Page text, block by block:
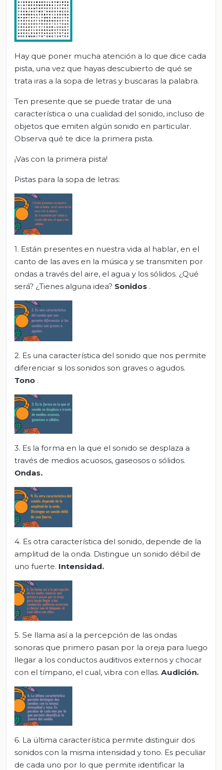
Hay que poner mucha atención a lo que dice cada
pista, una vez que hayas descubierto de qué se
trata iras a la sopa de letras y buscaras la palabra.
Ten presente que se puede tratar de una
característica o una cualidad del sonido, incluso de
objetos que emiten algún sonido en particular.
Observa qué te dice la primera pista.
¡Vas con la primera pista!
Pistas para la sopa de letras:
1. Están presentes en nuestra vida al hablar, en el
canto de las aves en la música y se transmiten por
ondas a través del aire, el agua y los sólidos. ¿Qué
será? ¿Tienes alguna idea? Sonidos .
2. Es una característica del sonido que nos permite
diferenciar si los sonidos son graves o agudos.
Tono .
3. Es la forma en la que el sonido se desplaza a
través de medios acuosos, gaseosos o sólidos.
Ondas.
4. Es otra característica del sonido, depende de la
amplitud de la onda. Distingue un sonido débil de
uno fuerte. Intensidad.
5. Se llama así a la percepción de las ondas
sonoras que primero pasan por la oreja para luego
llegar a los conductos auditivos externos y chocar
con el tímpano, el cual, vibra con ellas. Audición.
6. La última característica permite distinguir dos
sonidos con la misma intensidad y tono. Es peculiar
de cada uno por lo que permite identificar la